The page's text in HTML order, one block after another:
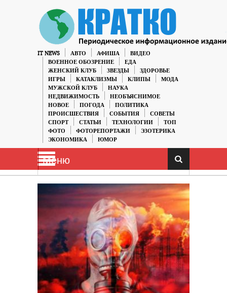
IT NEWS АВТО АФИША
ВИДЕО
ВОЕННОЕ ОБОЗРЕНИЕ
ЕДА
ЖЕНСКИЙ КЛУБ
ЗВЕЗДЫ
ЗДОРОВЬЕ
ИГРЫ
КАТАКЛИЗМЫ КЛИПЫ
МОДА
МУЖСКОЙ КЛУБ
НАУКА
НЕДВИЖИМОСТЬ
НЕОБЪЯСНИМОЕ
НОВОЕ
ПОГОДА
ПОЛИТИКА
ПРОИСШЕСТВИЯ
СОБЫТИЯ
СОВЕТЫ
СПОРТ
СТАТЬИ ТЕХНОЛОГИИ
ТОП
ФОТО
ФОТОРЕПОРТАЖИ
ЭЗОТЕРИКА
ЭКОНОМИКА
ЮМОР
Меню